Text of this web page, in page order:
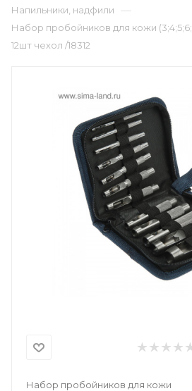
Напильники, надфили —
Набор пробойников для кожи
12шт чехол /18312
Набор пробойников для кожи